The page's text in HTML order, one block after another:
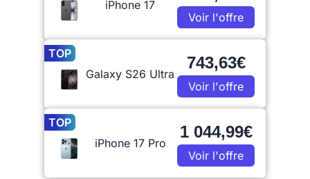
iPhone 17
Voir l'offre
TOP
Galaxy S26 Ultra
743,63€
Voir l'offre
TOP
iPhone 17 Pro
1 044,99€
Voir l'offre